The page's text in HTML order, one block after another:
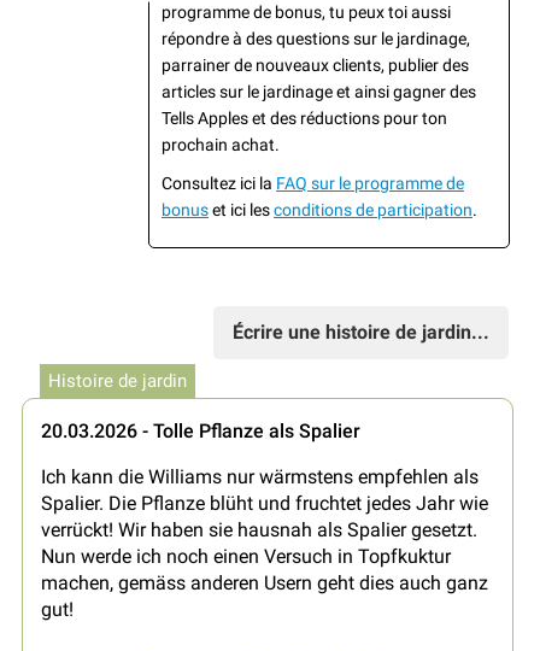
programme de bonus, tu peux toi aussi
répondre à des questions sur le jardinage,
parrainer de nouveaux clients, publier des
articles sur le jardinage et ainsi gagner des
Tells Apples et des réductions pour ton
prochain achat.
Consultez ici la FAQ sur le programme de
bonuset ici lesconditions de participation.
Écrire une histoire de jardin...
Histoire de jardin
20.03.2026 - Tolle Pflanze als Spalier
Ich kann die Williams nur wärmstens empfehlen als
Spalier. Die Pflanze blüht und fruchtet jedes Jahr wie
verrückt! Wir haben sie hausnah als Spalier gesetzt.
Nun werde ich noch einen Versuch in Topfkuktur
machen, gemäss anderen Usern geht dies auch ganz
gut!